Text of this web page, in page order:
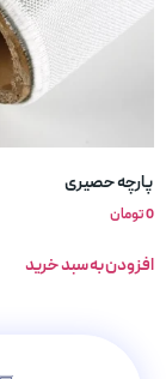
پارچه حصیری
0تومان
افزودن به سبد خرید